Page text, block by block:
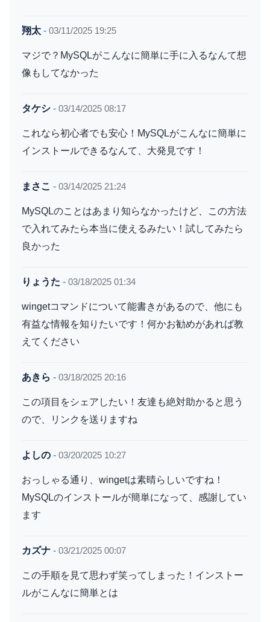
翔太 - 03/11/2025 19:25
マジで？MySQLがこんなに簡単に手に入るなんて想
像もしてなかった
タケシ - 03/14/2025 08:17
これなら初心者でも安心！MySQLがこんなに簡単に
インストールできるなんて、大発見です！
まさこ - 03/14/2025 21:24
MySQLのことはあまり知らなかったけど、この方法
で入れてみたら本当に使えるみたい！試してみたら
良かった
りょうた - 03/18/2025 01:34
wingetコマンドについて能書きがあるので、他にも
有益な情報を知りたいです！何かお勧めがあれば教
えてください
あきら - 03/18/2025 20:16
この項目をシェアしたい！友達も絶対助かると思う
ので、リンクを送りますね
よしの - 03/20/2025 10:27
おっしゃる通り、wingetは素晴らしいですね！
MySQLのインストールが簡単になって、感謝してい
ます
カズナ - 03/21/2025 00:07
この手順を見て思わず笑ってしまった！インストー
ルがこんなに簡単とは